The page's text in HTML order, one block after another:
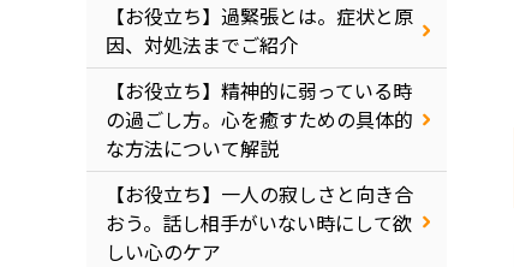
【お役立ち】過緊張とは。症状と原
因、対処法までご紹介
【お役立ち】精神的に弱っている時
の過ごし方。心を癒すための具体的
な方法について解説
【お役立ち】一人の寂しさと向き合
おう。話し相手がいない時にして欲
しい心のケア